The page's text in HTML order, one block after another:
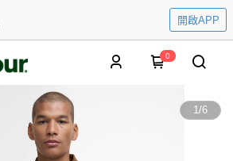
開啟APP
0
1/6